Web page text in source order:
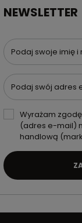
NEWSLETTER
Podaj swoje imię i
Podaj swój adres
Wyrażam
(adres e-mail)
handlową